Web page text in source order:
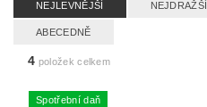
NEJLEVNĚJŠÍ NEJDRAŽŠÍ
ABECEDNĚ
4 položek celkem
Spotřební daň